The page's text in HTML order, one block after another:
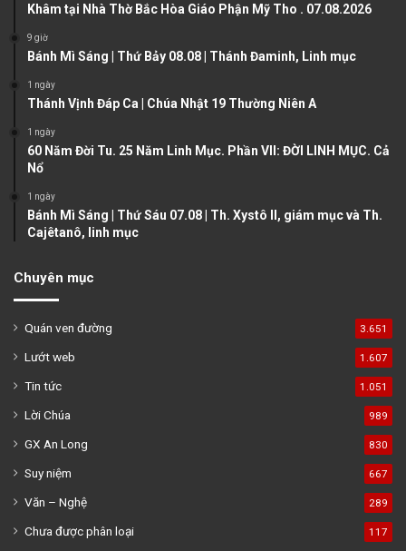
s
e
Khâm tại Nhà Thờ Bắc Hòa Giáo Phận Mỹ Tho . 07.08.2026
9 giờ
Bánh Mì Sáng | Thứ Bảy 08.08 | Thánh Đaminh, Linh mục
1 ngày
Thánh Vịnh Đáp Ca | Chúa Nhật 19 Thường Niên A
1 ngày
60 Năm Đời Tu. 25 Năm Linh Mục. Phần VII: ĐỜI LINH MỤC. Cả
Nổ
1 ngày
Bánh Mì Sáng | Thứ Sáu 07.08 | Th. Xystô II, giám mục và Th.
Cajêtanô, linh mục
Chuyên mục
Quán ven đường 3.651
Lướt web 1.607
Tin tức 1.051
Lời Chúa 989
GX An Long 830
Suy niệm 667
Văn – Nghệ 289
Chưa được phân loại 117